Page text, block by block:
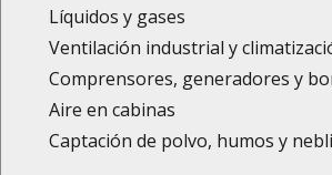
Líquidos y gases
Ventilación industrial y
Comprensores, generadores y
Aire en cabinas
Captación de polvo, humos y